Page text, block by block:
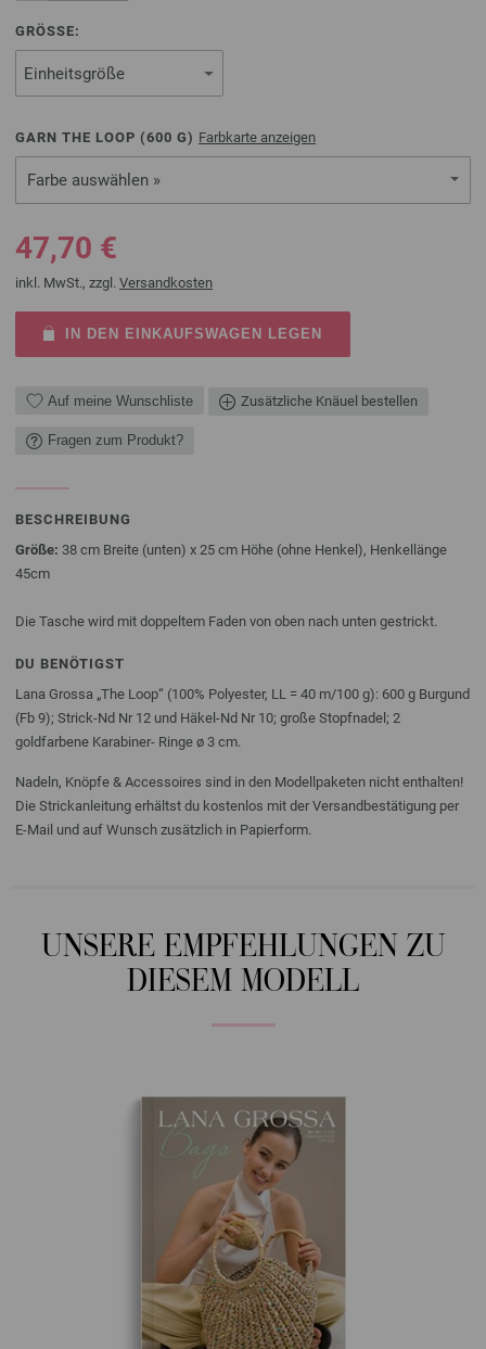
GRÖSSE:
GARN THE LOOP (600 G) Farbkarte anzeigen
Farbe auswählen »
47,70 €
inkl. MwSt., zzgl. Versandkosten
IN DEN EINKAUFSWAGEN LEGEN
Auf meine Wunschliste Zusätzliche Knäuel bestellen
Fragen zum Produkt?
BESCHREIBUNG
Größe: 38 cm Breite (unten) x 25 cm Höhe (ohne Henkel), Henkellänge
45cm
Die Tasche wird mit doppeltem Faden von oben nach unten gestrickt.
DU BENÖTIGST
Lana Grossa „The Loop“ (100% Polyester, LL = 40 m/100 g): 600 g Burgund
(Fb 9); Strick-Nd Nr 12 und Häkel-Nd Nr 10; große Stopfnadel; 2
goldfarbene Karabiner- Ringe ø 3 cm.
Nadeln, Knöpfe & Accessoires sind in den Modellpaketen nicht enthalten!
Die Strickanleitung erhältst du kostenlos mit der Versandbestätigung per
E-Mail und auf Wunsch zusätzlich in Papierform.
UNSERE EMPFEHLUNGEN ZU
DIESEM MODELL